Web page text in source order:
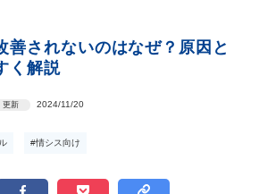
善されないのはなぜ？原因と
く解説
更新 2024/11/20
#情シス向け